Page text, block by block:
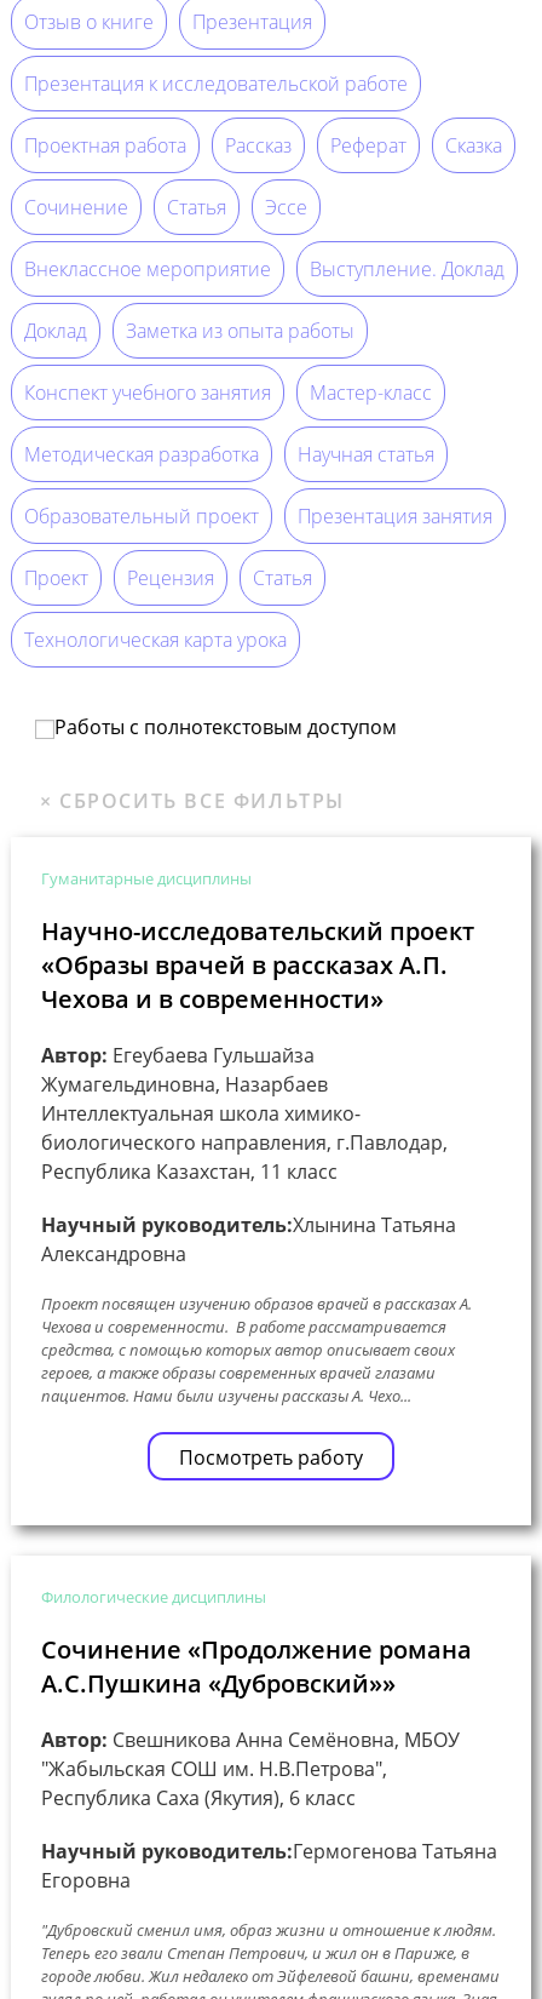
Отзыв о книге Презентация
Презентация к исследовательской работе
Проектная работа Рассказ Реферат Сказка
Сочинение Статья Эссе
Внеклассное мероприятие Выступление. Доклад
Доклад Заметка из опыта работы
Конспект учебного занятия Мастер-класс
Методическая разработка Научная статья
Образовательный проект Презентация занятия
Проект Рецензия Статья
Технологическая карта урока
Работы с полнотекстовым доступом
Гуманитарные дисциплины
Научно-исследовательский проект
«Образы врачей в рассказах А.П.
Чехова и в современности»
Автор: Егеубаева Гульшайза
Жумагельдиновна, Назарбаев
Интеллектуальная школа химико-
биологического направления, г.Павлодар,
Республика Казахстан, 11 класс
Научный руководитель:Хлынина Татьяна
Александровна
Проект посвящен изучению образов врачей в рассказах А.
Чехова и современности. В работе рассматривается
средства, с помощью которых автор описывает своих
героев, а также образы современных врачей глазами
пациентов. Нами были изучены рассказы А. Чехо...
Посмотреть работу
Филологические дисциплины
Сочинение «Продолжение романа
А.С.Пушкина «Дубровский»»
Автор: Свешникова Анна Семёновна, МБОУ
"Жабыльская СОШ им. Н.В.Петрова",
Республика Саха (Якутия), 6 класс
Научный руководитель:Гермогенова Татьяна
Егоровна
"Дубровский сменил имя, образ жизни и отношение к людям.
Теперь его звали Степан Петрович, и жил он в Париже, в
городе любви. Жил недалеко от Эйфелевой башни, временами